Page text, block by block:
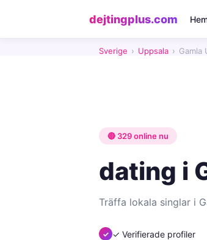
dejtingplus.com
Sverige › Uppsala › Gamla
🔴 329 online nu
dating i
Träffa lokala singlar i
✓ Verifierade profiler